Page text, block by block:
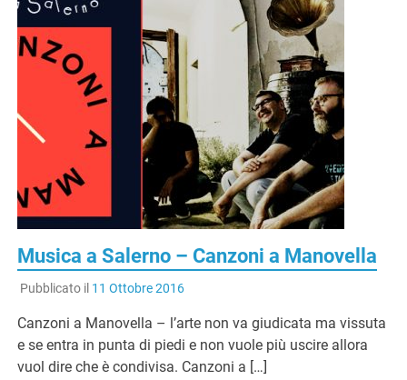
Musica a Salerno – Canzoni a Manovella
Pubblicato il 11 Ottobre 2016
Canzoni a Manovella – l’arte non va giudicata ma vissuta
e se entra in punta di piedi e non vuole più uscire allora
vuol dire che è condivisa. Canzoni a […]